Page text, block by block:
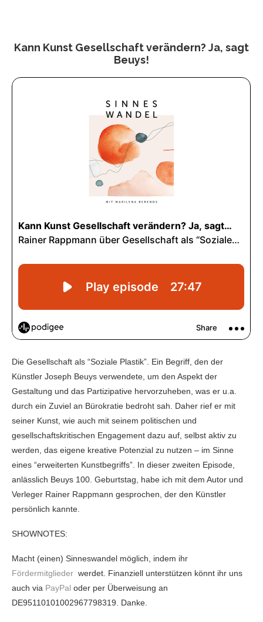
Kann Kunst Gesellschaft verändern? Ja, sagt
Beuys!
Die Gesellschaft als “Soziale Plastik”. Ein Begriff, den der
Künstler Joseph Beuys verwendete, um den Aspekt der
Gestaltung und das Partizipative hervorzuheben, was er u.a.
durch ein Zuviel an Bürokratie bedroht sah. Daher rief er mit
seiner Kunst, wie auch mit seinem politischen und
gesellschaftskritischen Engagement dazu auf, selbst aktiv zu
werden, das eigene kreative Potenzial zu nutzen – im Sinne
eines “erweiterten Kunstbegriffs”. In dieser zweiten Episode,
anlässlich Beuys 100. Geburtstag, habe ich mit dem Autor und
Verleger Rainer Rappmann gesprochen, der den Künstler
persönlich kannte.
SHOWNOTES:
Macht (einen) Sinneswandel möglich, indem ihr
Fördermitglieder werdet. Finanziell unterstützen könnt ihr uns
auch via PayPal oder per Überweisung an
DE95110101002967798319. Danke.